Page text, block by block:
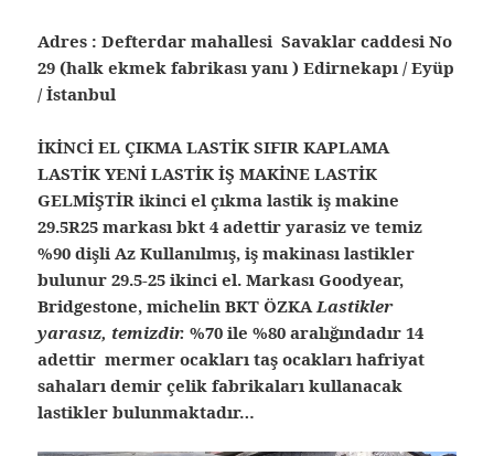
Adres : Defterdar mahallesi Savaklar caddesi No
29 (halk ekmek fabrikası yanı ) Edirnekapı / Eyüp
/ İstanbul
İKİNCİ EL ÇIKMA LASTİK SIFIR KAPLAMA
LASTİK YENİ LASTİK İŞ MAKİNE LASTİK
GELMİŞTİR ikinci el çıkma lastik iş makine
29.5R25 markası bkt 4 adettir yarasiz ve temiz
%90 dişli Az Kullanılmış, iş makinası lastikler
bulunur 29.5-25 ikinci el. Markası Goodyear,
Bridgestone, michelin BKT ÖZKA Lastikler
yarasız, temizdir. %70 ile %80 aralığındadır 14
adettir mermer ocakları taş ocakları hafriyat
sahaları demir çelik fabrikaları kullanacak
lastikler bulunmaktadır…